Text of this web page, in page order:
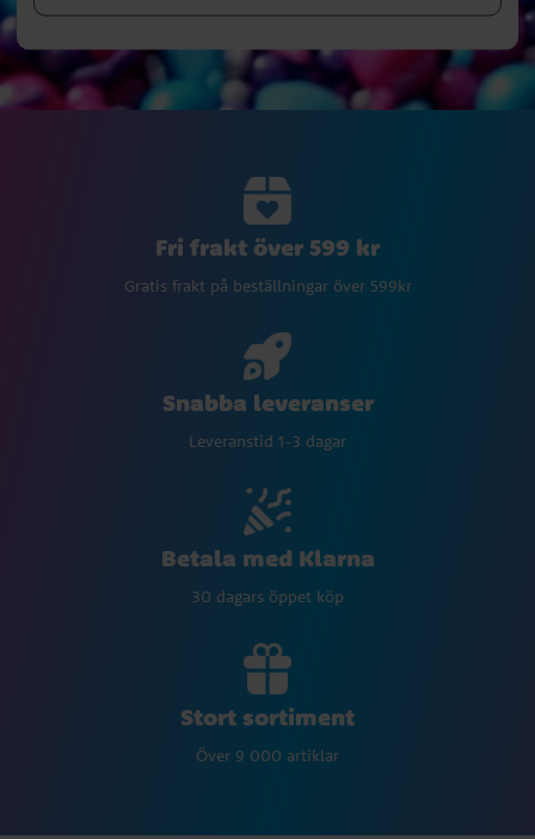
Fri frakt över 599 kr
Gratis frakt på beställningar över 599kr
Snabba leveranser
Leveranstid 1-3 dagar
Betala med Klarna
30 dagars öppet köp
Stort sortiment
Över 9 000 artiklar